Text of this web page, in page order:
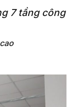
7 tầng công